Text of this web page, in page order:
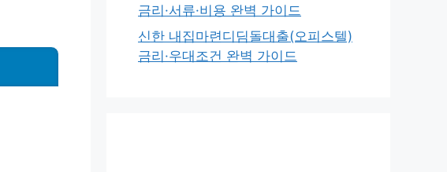
금리·서류·비용 완벽 가이드
신한 내집마련디딤돌대출(오피스텔)
금리·우대조건 완벽 가이드